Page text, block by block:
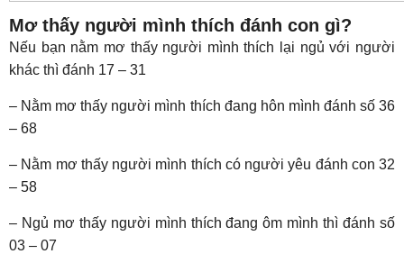
Mơ thấy người mình thích đánh con gì?
Nếu bạn nằm mơ thấy người mình thích lại ngủ với người
khác thì đánh 17 – 31
– Nằm mơ thấy người mình thích đang hôn mình đánh số 36
– 68
– Nằm mơ thấy người mình thích có người yêu đánh con 32
– 58
– Ngủ mơ thấy người mình thích đang ôm mình thì đánh số
03 – 07